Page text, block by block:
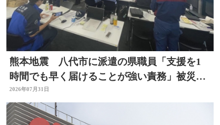
熊本地震 八代市に派遣の県職員「支援を1
時間でも早く届けることが強い責務」被災地
の状況語る 大分
2026年07月31日